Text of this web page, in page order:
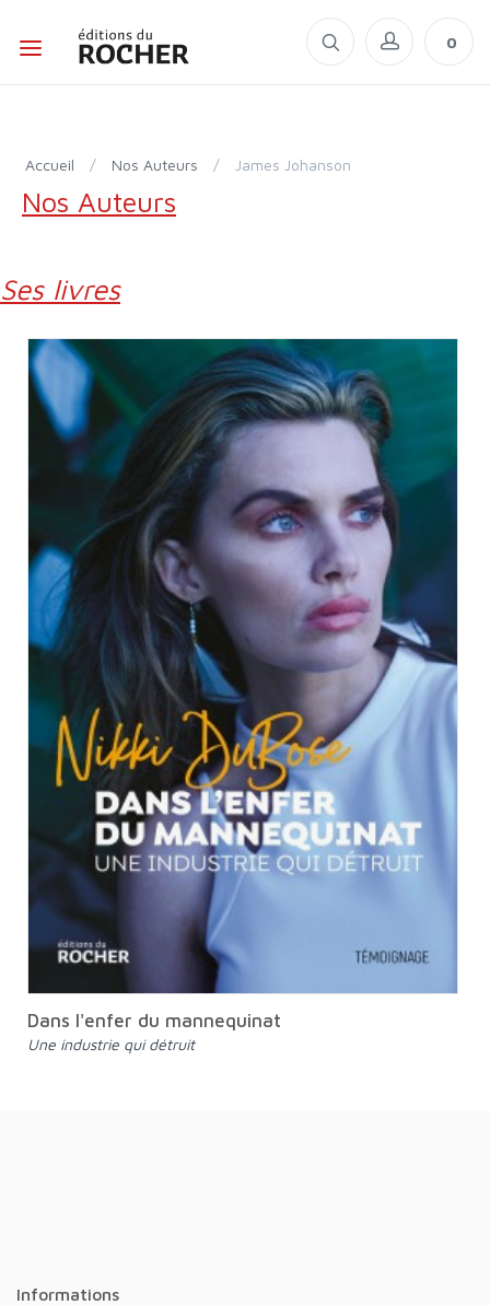
0
Accueil / Nos Auteurs / James Johanson
Nos Auteurs
Ses livres
Dans l'enfer du mannequinat
Une industrie qui détruit
Informations